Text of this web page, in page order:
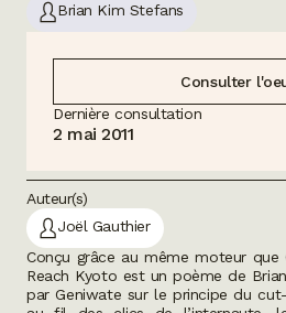
Brian Kim Stefans
Consulter
Dernière consultation
2 mai 2011
Auteur(s)
Joël Gauthier
Conçu grâce au même moteur que
Reach Kyoto est un poème de
par Geniwate sur le principe du